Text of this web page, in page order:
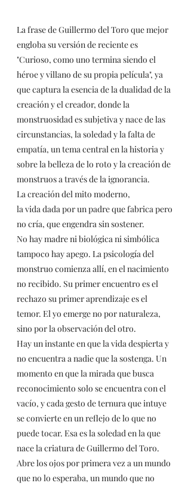
La frase de Guillermo del Toro que mejor
engloba su versión de reciente es
"Curioso, como uno termina siendo el
héroe y villano de su propia película", ya
que captura la esencia de la dualidad de la
creación y el creador, donde la
monstruosidad es subjetiva y nace de las
circunstancias, la soledad y la falta de
empatía, un tema central en la historia y
sobre la belleza de lo roto y la creación de
monstruos a través de la ignorancia.
La creación del mito moderno,
la vida dada por un padre que fabrica pero
no cría, que engendra sin sostener.
No hay madre ni biológica ni simbólica
tampoco hay apego. La psicología del
monstruo comienza allí, en el nacimiento
no recibido. Su primer encuentro es el
rechazo su primer aprendizaje es el
temor. El yo emerge no por naturaleza,
sino por la observación del otro.
Hay un instante en que la vida despierta y
no encuentra a nadie que la sostenga. Un
momento en que la mirada que busca
reconocimiento solo se encuentra con el
vacío, y cada gesto de ternura que intuye
se convierte en un reflejo de lo que no
puede tocar. Esa es la soledad en la que
nace la criatura de Guillermo del Toro.
Abre los ojos por primera vez a un mundo
que no lo esperaba, un mundo que no